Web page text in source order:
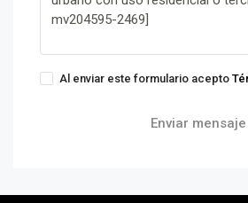
Al enviar este formulario acepto
Enviar mensaje